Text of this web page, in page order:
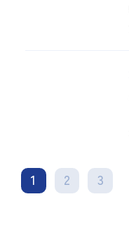
1 2 3